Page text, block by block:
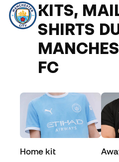
KITS, MAILLOTS ET T-
SHIRTS
FC
Home kit